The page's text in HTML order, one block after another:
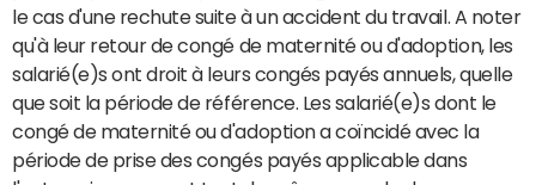
le cas d'une rechute suite à un accident du travail. A noter
qu'à leur retour de congé de maternité ou d'adoption, les
salarié(e)s ont droit à leurs congés payés annuels, quelle
que soit la période de référence. Les salarié(e)s dont le
congé de maternité ou d'adoption a coïncidé avec la
période de prise des congés payés applicable dans